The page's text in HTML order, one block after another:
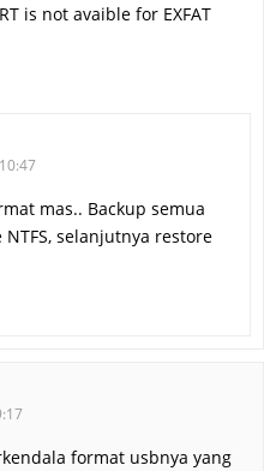
is not avaible for EXFAT
mas.. Backup semua
selanjutnya restore
format usbnya yang